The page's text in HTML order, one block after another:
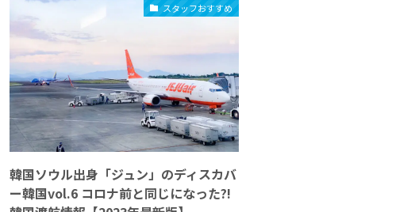
スタッフおすすめ
韓国ソウル出身「ジュン」のディスカバ
ー韓国vol.6 コロナ前と同じになった?!